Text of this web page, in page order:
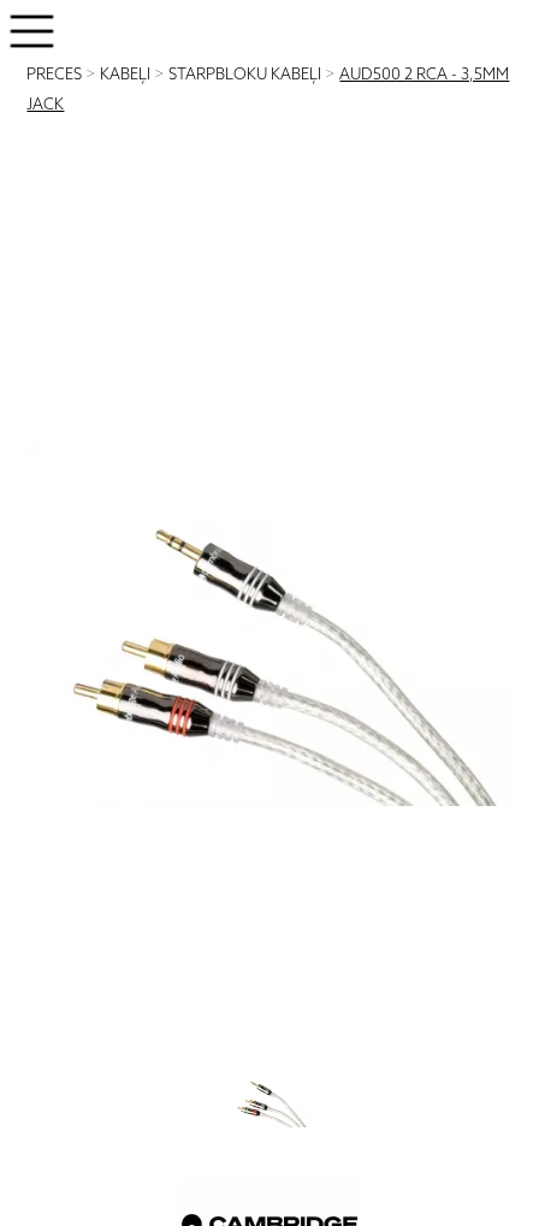
PRECES > KABEĻI >STARPBLOKU KABEĻI >AUD500 2 RCA - 3,5MM
JACK